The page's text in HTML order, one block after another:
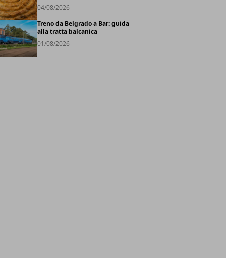
04/08/2026
Treno da Belgrado a Bar: guida
alla tratta balcanica
01/08/2026